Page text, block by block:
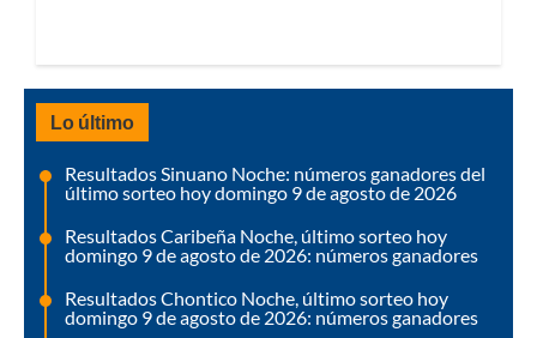
Lo último
Resultados Sinuano Noche: números ganadores del
último sorteo hoy domingo 9 de agosto de 2026
Resultados Caribeña Noche, último sorteo hoy
domingo 9 de agosto de 2026: números ganadores
Resultados Chontico Noche, último sorteo hoy
domingo 9 de agosto de 2026: números ganadores